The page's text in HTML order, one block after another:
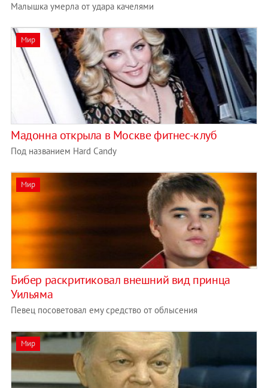
Малышка умерла от удара качелями
Мир
Мадонна открыла в Москве фитнес-клуб
Под названием Hard Candy
Мир
Бибер раскритиковал внешний вид принца
Уильяма
Певец посоветовал ему средство от облысения
Мир